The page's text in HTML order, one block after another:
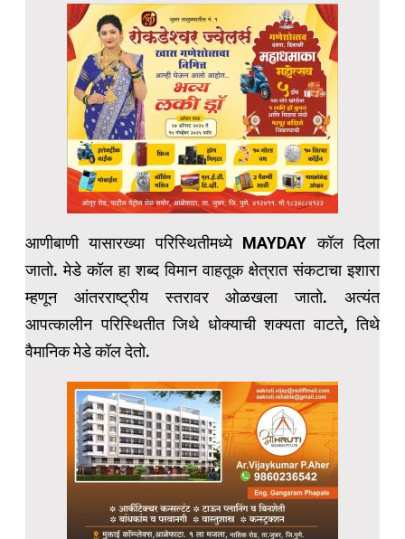
आणीबाणी यासारख्या परिस्थितीमध्ये MAYDAY कॉल दिला
जातो. मेडे कॉल हा शब्द विमान वाहतूक क्षेत्रात संकटाचा इशारा
म्हणून आंतरराष्ट्रीय स्तरावर ओळखला जातो. अत्यंत
आपत्कालीन परिस्थितीत जिथे धोक्याची शक्यता वाटते, तिथे
वैमानिक मेडे कॉल देतो.